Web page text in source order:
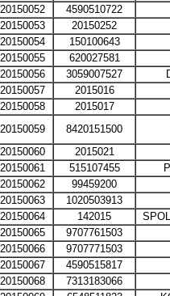
20150052
4590510722
20150053
20150252
20150054
150100643
20150055
620027581
20150056
3059007527
20150057
2015016
20150058
2015017
20150059
8420151500
20150060
2015021
20150061
515107455
20150062
99459200
20150063
1020503913
20150064
142015
20150065
9707761503
20150066
9707771503
20150067
4590515817
20150068
7313183066